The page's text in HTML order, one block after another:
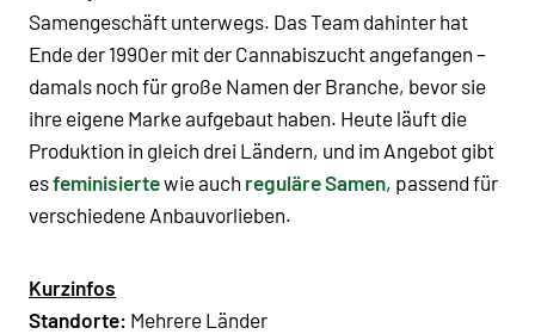
Samengeschäft unterwegs. Das Team dahinter hat
Ende der 1990er mit der Cannabiszucht angefangen –
damals noch für große Namen der Branche, bevor sie
ihre eigene Marke aufgebaut haben. Heute läuft die
Produktion in gleich drei Ländern, und im Angebot gibt
esfeminisiertewie auch reguläre Samen, passend für
verschiedene Anbauvorlieben.
Kurzinfos
Standorte: Mehrere Länder